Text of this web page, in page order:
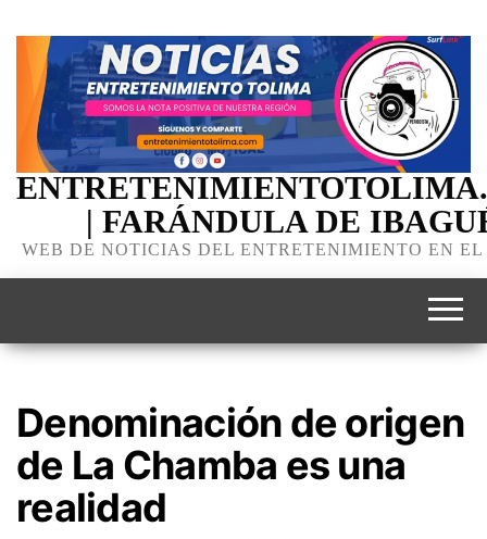
| FARÁNDULA DE
WEB DE NOTICIAS DEL ENTRETENIMIENTO EN
Denominación de origen
de La Chamba es una
realidad